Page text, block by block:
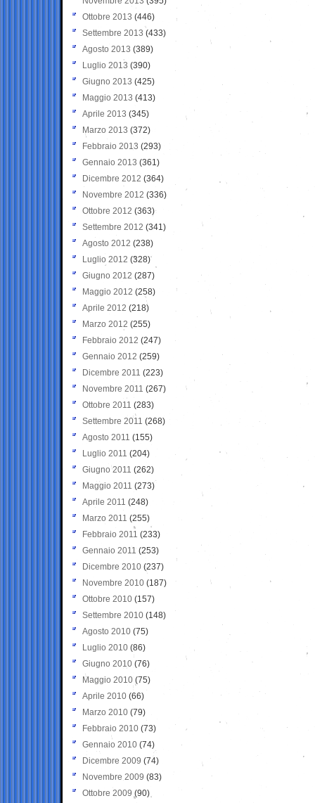
Ottobre 2013 (446)
Settembre 2013 (433)
Agosto 2013 (389)
Luglio 2013 (390)
Giugno 2013 (425)
Maggio 2013 (413)
Aprile 2013 (345)
Marzo 2013 (372)
Febbraio 2013 (293)
Gennaio 2013 (361)
Dicembre 2012 (364)
Novembre 2012 (336)
Ottobre 2012 (363)
Settembre 2012 (341)
Agosto 2012 (238)
Luglio 2012 (328)
Giugno 2012 (287)
Maggio 2012 (258)
Aprile 2012 (218)
Marzo 2012 (255)
Febbraio 2012 (247)
Gennaio 2012 (259)
Dicembre 2011 (223)
Novembre 2011 (267)
Ottobre 2011 (283)
Settembre 2011 (268)
Agosto 2011 (155)
Luglio 2011 (204)
Giugno 2011 (262)
Maggio 2011 (273)
Aprile 2011 (248)
Marzo 2011 (255)
Febbraio 2011 (233)
Gennaio 2011 (253)
Dicembre 2010 (237)
Novembre 2010 (187)
Ottobre 2010 (157)
Settembre 2010 (148)
Agosto 2010 (75)
Luglio 2010 (86)
Giugno 2010 (76)
Maggio 2010 (75)
Aprile 2010 (66)
Marzo 2010 (79)
Febbraio 2010 (73)
Gennaio 2010 (74)
Dicembre 2009 (74)
Novembre 2009 (83)
Ottobre 2009 (90)